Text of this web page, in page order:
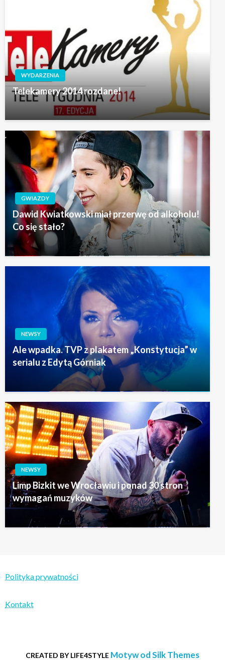
WYDARZENIA
Telekamery 2014 rozdane!
GWIAZDY
Dawid Kwiatkowski miał przerwę od alkoholu!
Co się stało?
NEWSY
Ale wpadka. TVP z plakatem „Konstytucja” w
serialu z Edytą Górniak
NEWSY
Limp Bizkit we Wrocławiu i ponad 30 stron
wymagań muzyków
Polityka prywatności
Kontakt
CREATED BY LIFE4STYLE Motyw od Silk Themes